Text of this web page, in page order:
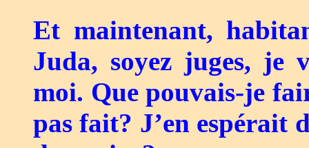
Et maintenant,
Juda, soyez juges, je
moi. Que pouvais-je
pas fait? J’en espérait